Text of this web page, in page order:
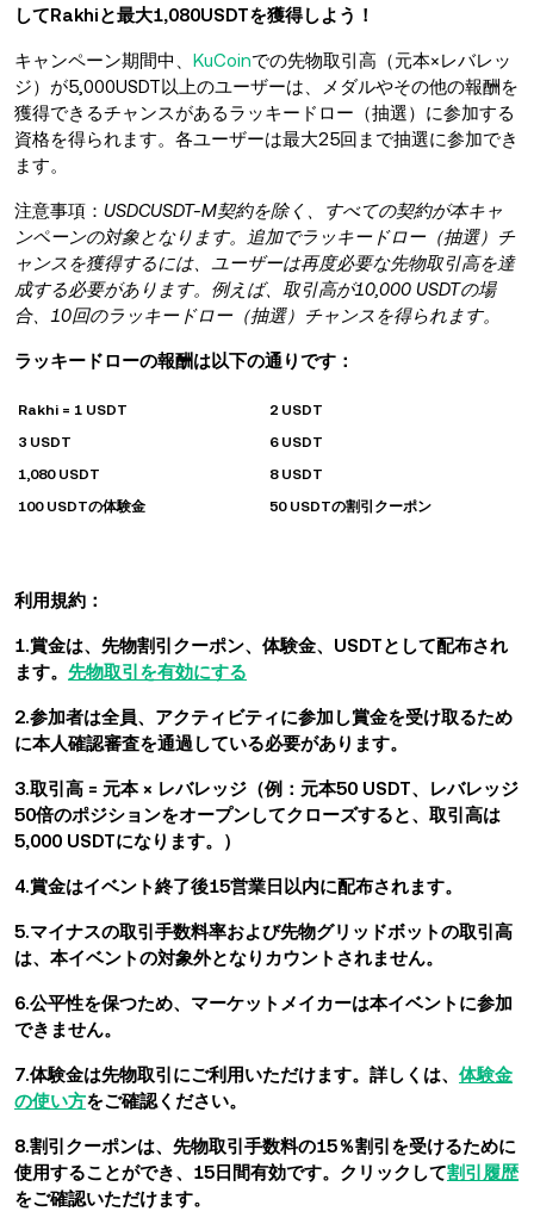
してRakhiと最大1,080USDTを獲得しよう！
キャンペーン期間中、 KuCoinでの先物取引高（元本×レバレッ
ジ）が5,000USDT以上のユーザーは、メダルやその他の報酬を
獲得できるチャンスがあるラッキードロー（抽選）に参加する
資格を得られます。各ユーザーは最大25回まで抽選に参加でき
ます。
注意事項： USDCUSDT-M契約を除く、すべての契約が本キャ
ンペーンの対象となります。追加でラッキードロー（抽選）チ
ャンスを獲得するには、ユーザーは再度必要な先物取引高を達
成する必要があります。例えば、取引高が10,000 USDTの場
合、10回のラッキードロー（抽選）チャンスを得られます。
ラッキードローの報酬は以下の通りです：
Rakhi = 1 USDT
2 USDT
3 USDT
6 USDT
1,080 USDT
8 USDT
100 USDTの体験金
50 USDTの割引クーポン
利用規約：
1.賞金は、先物割引クーポン、体験金、USDTとして配布され
ます。 先物取引を有効にする
2.参加者は全員、アクティビティに参加し賞金を受け取るため
に本人確認審査を通過している必要があります。
3.取引高 = 元本 × レバレッジ（例：元本50 USDT、レバレッジ
50倍のポジションをオープンしてクローズすると、取引高は
5,000 USDTになります。）
4.賞金はイベント終了後15営業日以内に配布されます。
5.マイナスの取引手数料率および先物グリッドボットの取引高
は、本イベントの対象外となりカウントされません。
6.公平性を保つため、マーケットメイカーは本イベントに参加
できません。
7.体験金は先物取引にご利用いただけます。詳しくは、 体験金
の使い方をご確認ください。
8.割引クーポンは、先物取引手数料の15％割引を受けるために
使用することができ、15日間有効です。クリックして割引履歴
をご確認いただけます。